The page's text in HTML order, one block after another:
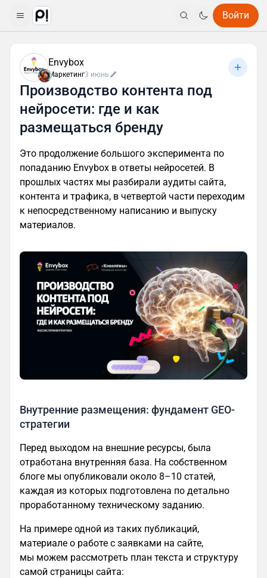
Войти
Envybox
Маркетинг3 июнь
Производство контента под
нейросети: где и как
размещаться бренду
Это продолжение большого эксперимента по
попаданию Envybox в ответы нейросетей. В
прошлых частях мы разбирали аудиты сайта,
контента и трафика, в четвертой части переходим
к непосредственному написанию и выпуску
материалов.
Внутренние размещения: фундамент GEO-
стратегии
Перед выходом на внешние ресурсы, была
отработана внутренняя база. На собственном
блоге мы опубликовали около 8–10 статей,
каждая из которых подготовлена по детально
проработанному техническому заданию.
На примере одной из таких публикаций,
материале о работе с заявками на сайте,
мы можем рассмотреть план текста и структуру
самой страницы сайта: